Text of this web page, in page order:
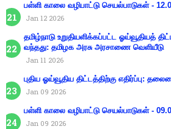
பள்ளி காலை வழிபாட்டு செயல்பாடுகள் -
Jan 12 2026
தமிழ்நாடு உறுதியளிக்கப்பட்ட ஓய்வூதியத்
வந்தது: தமிழக அரசு அரசாணை வெளியீடு
Jan 11 2026
புதிய ஓய்வூதிய திட்டத்திற்கு எதிர்ப்பு:
Jan 09 2026
பள்ளி காலை வழிபாட்டு செயல்பாடுகள் -
Jan 09 2026